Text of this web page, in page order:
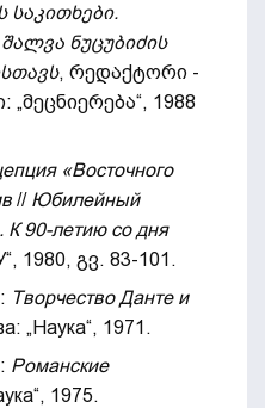
საკითხები.
ნუცუბიძის
, რედაქტორი -
1988
«Восточного
// Юбилейный
К 90-летию со дня
1980, გვ. 83-101.
Творчество Данте и
„Наука“, 1971.
Романские
1975.